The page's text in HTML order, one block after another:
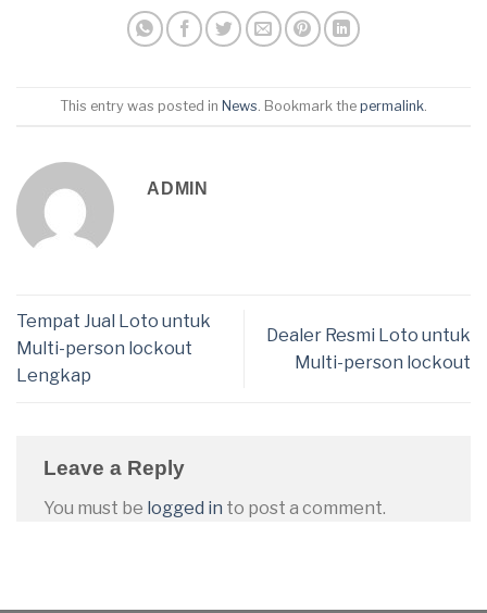
This entry was posted in News . Bookmark the permalink
ADMIN
Tempat Jual Loto untuk
Multi-person lockout
Lengkap
Dealer Resmi Loto untuk
Multi-person lockout
Leave a Reply
You must be logged in to post a comment.